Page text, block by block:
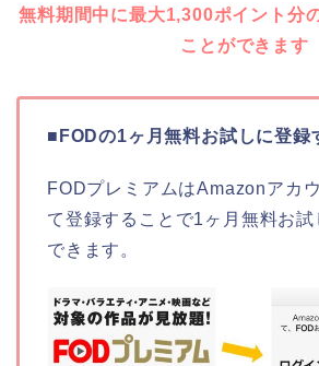
無料期間中に最大1,300ポイント分
ことができます
■FODの1ヶ月無料お試しに登録
FODプレミアムはAmazonアカ
て登録することで1ヶ月無料お
できます。